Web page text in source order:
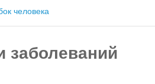
человека